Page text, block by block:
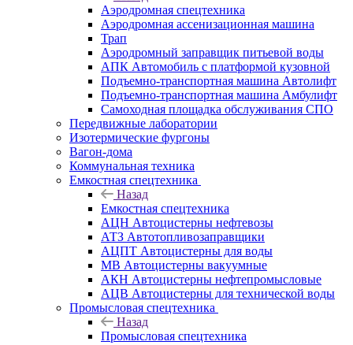
Аэродромная спецтехника
Аэродромная ассенизационная машина
Трап
Аэродромный заправщик питьевой воды
АПК Автомобиль с платформой кузовной
Подъемно-транспортная машина Автолифт
Подъемно-транспортная машина Амбулифт
Самоходная площадка обслуживания СПО
Передвижные лаборатории
Изотермические фургоны
Вагон-дома
Коммунальная техника
Емкостная спецтехника
Назад
Емкостная спецтехника
АЦН Автоцистерны нефтевозы
АТЗ Автотопливозаправщики
АЦПТ Автоцистерны для воды
МВ Автоцистерны вакуумные
АКН Автоцистерны нефтепромысловые
АЦВ Автоцистерны для технической воды
Промысловая спецтехника
Назад
Промысловая спецтехника